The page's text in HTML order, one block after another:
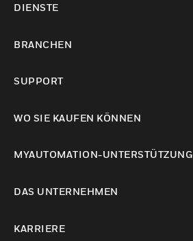
DIENSTE
BRANCHEN
SUPPORT
WO SIE KAUFEN KÖNNEN
MYAUTOMATION-UNTERSTÜTZUNG
DAS UNTERNEHMEN
KARRIERE